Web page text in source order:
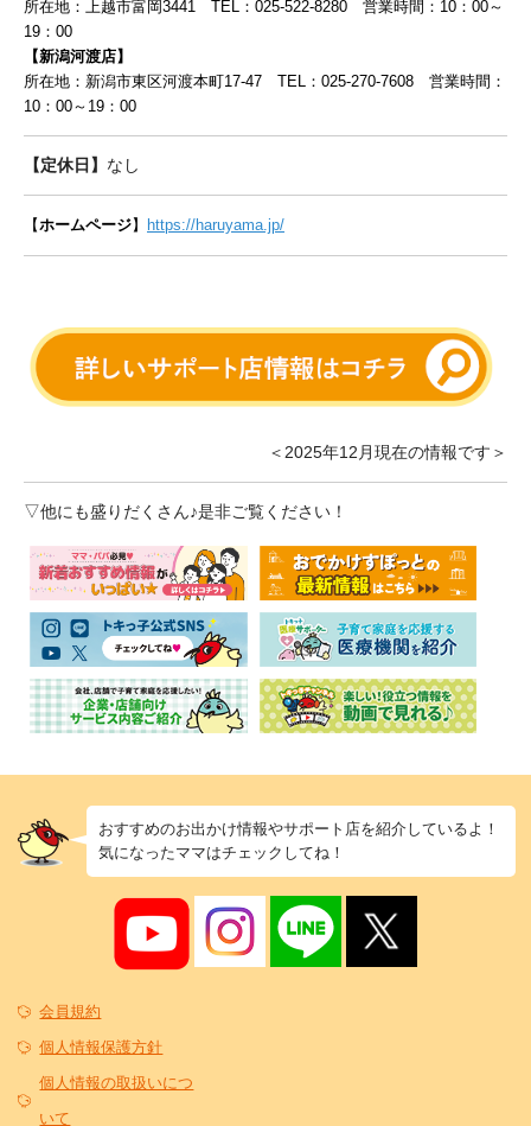
所在地：上越市富岡3441 TEL：025-522-8280 営業時間：10：00～
19：00
【新潟河渡店】
所在地：新潟市東区河渡本町17-47 TEL：025-270-7608 営業時間：
10：00～19：00
【定休日】 なし
【ホームページ】 https://haruyama.jp/
＜2025年12月現在の情報です＞
▽他にも盛りだくさん♪是非ご覧ください！
おすすめのお出かけ情報やサポート店を紹介しているよ！
気になったママはチェックしてね！
会員規約
個人情報保護方針
個人情報の取扱いにつ
いて